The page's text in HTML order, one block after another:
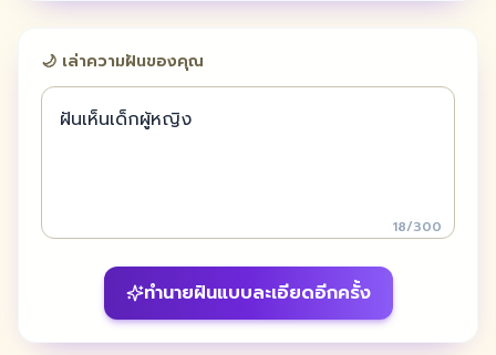
🌙 เล่าความฝันของคุณ
18/300
ทำนายฝันแบบละเอียดอีกครั้ง